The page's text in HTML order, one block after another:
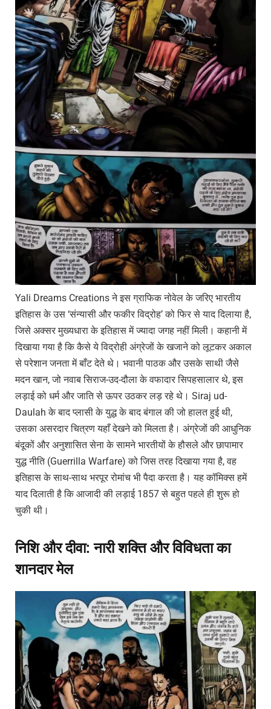
Yali Dreams Creations ने इस ग्राफिक नोवेल के जरिए भारतीय
इतिहास के उस ‘संन्यासी और फकीर विद्रोह’ को फिर से याद दिलाया है,
जिसे अक्सर मुख्यधारा के इतिहास में ज्यादा जगह नहीं मिली। कहानी में
दिखाया गया है कि कैसे ये विद्रोही अंग्रेजों के खजाने को लूटकर अकाल
से परेशान जनता में बाँट देते थे। भवानी पाठक और उसके साथी जैसे
मदन खान, जो नवाब सिराज-उद-दौला के वफादार सिपहसालार थे, इस
लड़ाई को धर्म और जाति से ऊपर उठकर लड़ रहे थे। Siraj ud-
Daulah के बाद प्लासी के युद्ध के बाद बंगाल की जो हालत हुई थी,
उसका असरदार चित्रण यहाँ देखने को मिलता है। अंग्रेजों की आधुनिक
बंदूकों और अनुशासित सेना के सामने भारतीयों के हौसले और छापामार
युद्ध नीति (Guerrilla Warfare) को जिस तरह दिखाया गया है, वह
इतिहास के साथ-साथ भरपूर रोमांच भी पैदा करता है। यह कॉमिक्स हमें
याद दिलाती है कि आजादी की लड़ाई 1857 से बहुत पहले ही शुरू हो
चुकी थी।
निशि और दीवा: नारी शक्ति और विविधता का
शानदार मेल